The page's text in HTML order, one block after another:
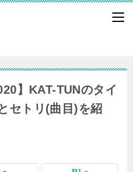
】KAT-TUNのタイ
セトリ(曲目)を紹